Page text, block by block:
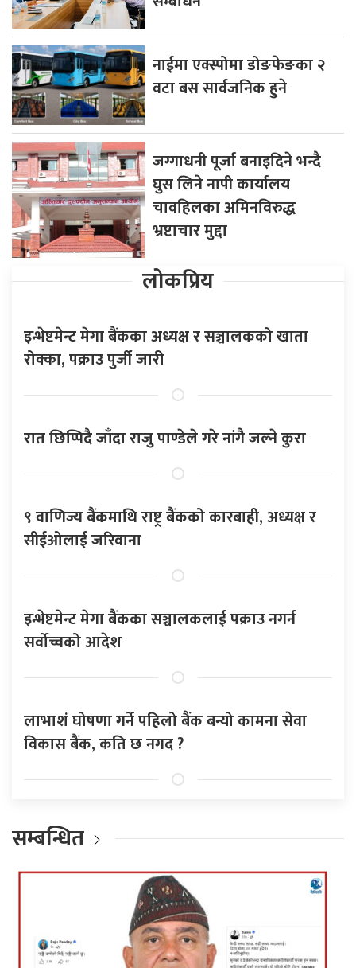
नाईमा एक्स्पोमा डोङफेङका २
वटा बस सार्वजनिक हुने
जग्गाधनी पूर्जा बनाइदिने भन्दै
घुस लिने नापी कार्यालय
चावहिलका अमिनविरुद्ध
भ्रष्टाचार मुद्दा
लोकप्रिय
इन्भेष्टमेन्ट मेगा बैंकका अध्यक्ष र सञ्चालकको खाता
रोक्का, पक्राउ पुर्जी जारी
रात छिप्पिदै जाँदा राजु पाण्डेले गरे नांगै जल्ने कुरा
९ वाणिज्य बैंकमाथि राष्ट्र बैंकको कारबाही, अध्यक्ष र
सीईओलाई जरिवाना
इन्भेष्टमेन्ट मेगा बैंकका सञ्चालकलाई पक्राउ नगर्न
सर्वोच्चको आदेश
लाभाशं घोषणा गर्ने पहिलो बैंक बन्यो कामना सेवा
विकास बैंक, कति छ नगद ?
सम्बन्धित